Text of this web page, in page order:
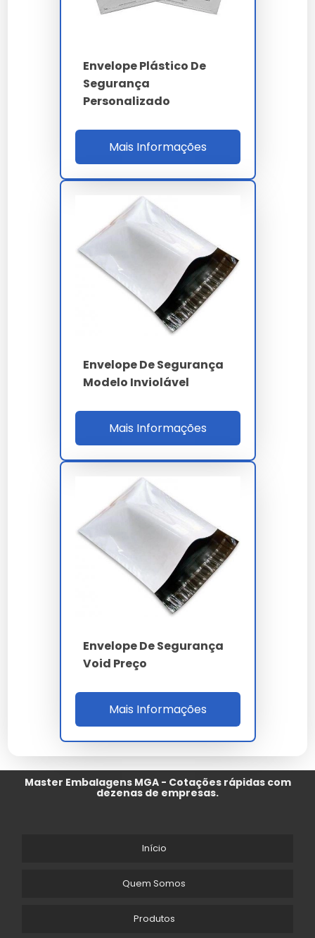
Void tech
Vetores ataque
NBR 14937 / ISO 17025
Envelope Plástico De
Segurança
Personalizado
Mais Informações
Envelope De Segurança
Modelo Inviolável
Mais Informações
Envelope De Segurança
Void Preço
Mais Informações
Master Embalagens MGA - Cotações rápidas com
dezenas de empresas.
Início
Quem Somos
Produtos